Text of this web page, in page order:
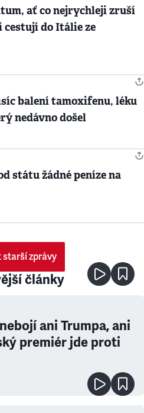
ať co nejrychleji zruší
do Itálie ze
balení tamoxifenu, léku
nedávno došel
státu žádné peníze na
starší zprávy
články
ani Trumpa, ani
premiér jde proti